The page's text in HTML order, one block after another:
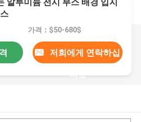
알루미늄 전시 부스 배경 입지
가격：$50-680$
저희에게 연락하십
시오